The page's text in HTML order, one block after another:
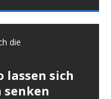
lassen sich